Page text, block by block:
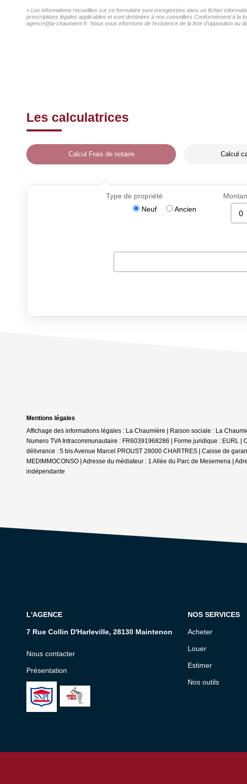
« Les informations recueillies sur ce formulaire sont enregistrées dans un fichier
prescriptions légales applicables et sont destinées à nos conseillers Conformément à
agence@la-chaumiere.fr. Nous vous informons de l'existence de la liste d'opposition au
Les calculatrices
Calcul Frais de notaire Calcul
Mentions légales
Affichage des informations légales : La Chaumière | Raison sociale : La
Numero TVA Intracommunautaire : FR60391968286 | Forme juridique : EURL |
délivrance : 5 bis Avenue Marcel PROUST 28000 CHARTRES | Caisse de
MEDIMMOCONSO | Adresse du médiateur : 1 Allée du Parc de Mesemena |
indépendante
L'AGENCE
7 Rue Collin D'Harleville, 28130 Maintenon
Nous contacter
Présentation
NOS SERVICES
Acheter
Louer
Estimer
Nos outils